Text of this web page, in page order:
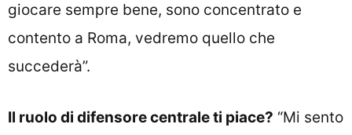
giocare sempre bene, sono concentrato e
contento a Roma, vedremo quello che
succederà”.
Il ruolo di difensore centrale ti piace? “Mi sento